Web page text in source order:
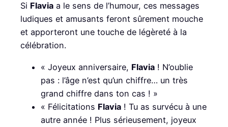
Si Flavia a le sens de l’humour, ces messages
ludiques et amusants feront sûrement mouche
et apporteront une touche de légèreté à la
célébration.
« Joyeux anniversaire, Flavia ! N’oublie
pas : l’âge n’est qu’un chiffre… un très
grand chiffre dans ton cas ! »
« Félicitations Flavia ! Tu as survécu à une
autre année ! Plus sérieusement, joyeux